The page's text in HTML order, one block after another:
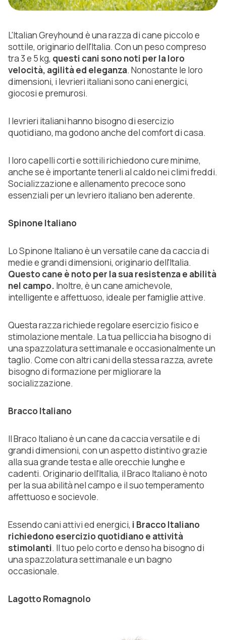
L'Italian Greyhound è una razza di cane piccolo e
sottile, originario dell'Italia. Con un peso compreso
tra 3 e 5 kg, questi cani sono noti per la loro
velocità, agilità ed eleganza. Nonostante le loro
dimensioni, i levrieri italiani sono cani energici,
giocosi e premurosi.
I levrieri italiani hanno bisogno di esercizio
quotidiano, ma godono anche del comfort di casa.
I loro capelli corti e sottili richiedono cure minime,
anche se è importante tenerli al caldo nei climi freddi.
Socializzazione e allenamento precoce sono
essenziali per un levriero italiano ben aderente.
Spinone Italiano
Lo Spinone Italiano è un versatile cane da caccia di
medie e grandi dimensioni, originario dell'Italia.
Questo cane è noto per la sua resistenza e abilità
nel campo. Inoltre, è un cane amichevole,
intelligente e affettuoso, ideale per famiglie attive.
Questa razza richiede regolare esercizio fisico e
stimolazione mentale. La tua pelliccia ha bisogno di
una spazzolatura settimanale e occasionalmente un
taglio. Come con altri cani della stessa razza, avrete
bisogno di formazione per migliorare la
socializzazione.
Bracco Italiano
Il Braco Italiano è un cane da caccia versatile e di
grandi dimensioni, con un aspetto distintivo grazie
alla sua grande testa e alle orecchie lunghe e
cadenti. Originario dell'Italia, il Braco Italiano è noto
per la sua abilità nel campo e il suo temperamento
affettuoso e socievole.
Essendo cani attivi ed energici, i Bracco Italiano
richiedono esercizio quotidiano e attività
stimolanti. Il tuo pelo corto e denso ha bisogno di
una spazzolatura settimanale e un bagno
occasionale.
Lagotto Romagnolo